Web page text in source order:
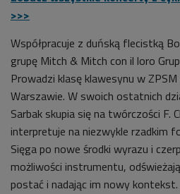
>>>
Współpracuje z duńską flecistką
grupę Mitch & Mitch con il loro
Prowadzi klasę klawesynu w ZPSM
Warszawie. W swoich ostatnich
Sarbak skupia się na twórczości F.
interpretuje na niezwykle rzadkim
Sięga po nowe środki wyrazu i
możliwości instrumentu,
postać i nadając im nowy kontekst.